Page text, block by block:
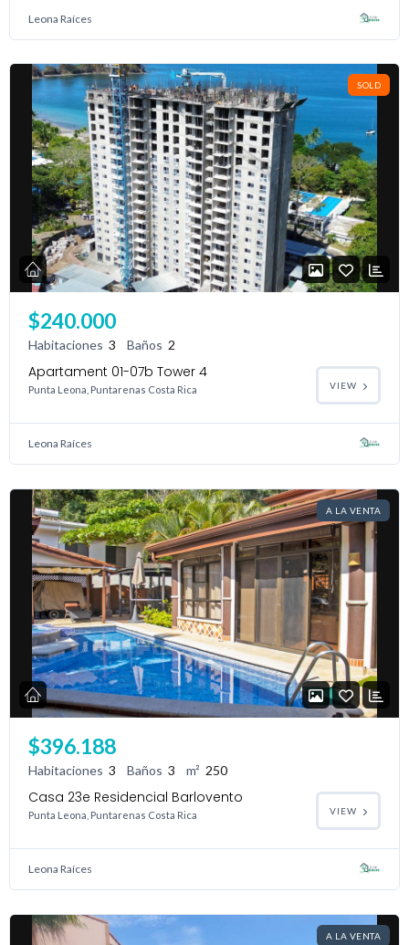
Leona Raíces
SOLD
$240.000
Habitaciones 3 Baños 2
Apartament 01-07b Tower 4
Punta Leona, Puntarenas Costa Rica VIEW
Leona Raíces
A LA VENTA
$396.188
Habitaciones 3 Baños 3 m² 250
Casa 23e Residencial Barlovento
Punta Leona, Puntarenas Costa Rica VIEW
Leona Raíces
A LA VENTA
Log In
Don't have an account?Sign Up
Username
Password
No apps configured. Please contact
Lost your password?